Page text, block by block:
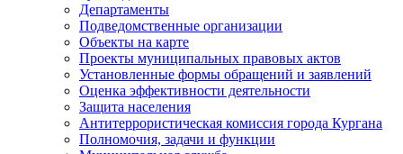
Департаменты
Подведомственные организации
Объекты на карте
Проекты муниципальных правовых актов
Установленные формы обращений и заявлений
Оценка эффективности деятельности
Защита населения
Антитеррористическая комиссия города Кургана
Полномочия, задачи и функции